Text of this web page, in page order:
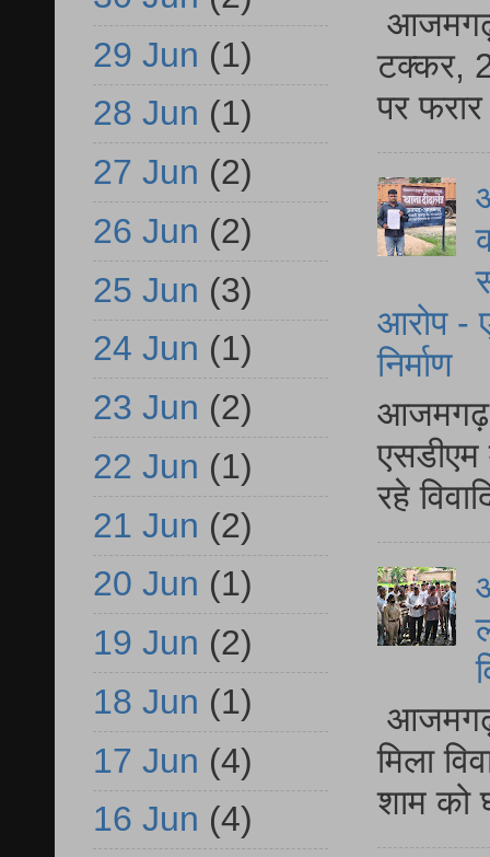
आजमगढ़
टक्कर,
पर
आरोप -
निर्माण
आजमगढ़
एसडीएम
रहे
आजमगढ़
मिला
शाम को
29 Jun (1)
28 Jun (1)
27 Jun (2)
26 Jun (2)
25 Jun (3)
24 Jun (1)
23 Jun (2)
22 Jun (1)
21 Jun (2)
20 Jun (1)
19 Jun (2)
18 Jun (1)
17 Jun (4)
16 Jun (4)